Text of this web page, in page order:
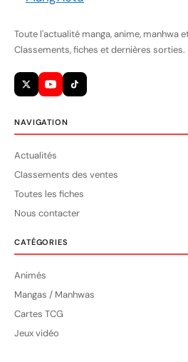
Toute l'actualité manga, anime, manhwa
Classements, fiches et dernières sorties.
NAVIGATION
Actualités
Classements des ventes
Toutes les fiches
Nous contacter
CATÉGORIES
Animés
Mangas / Manhwas
Cartes TCG
Jeux vidéo